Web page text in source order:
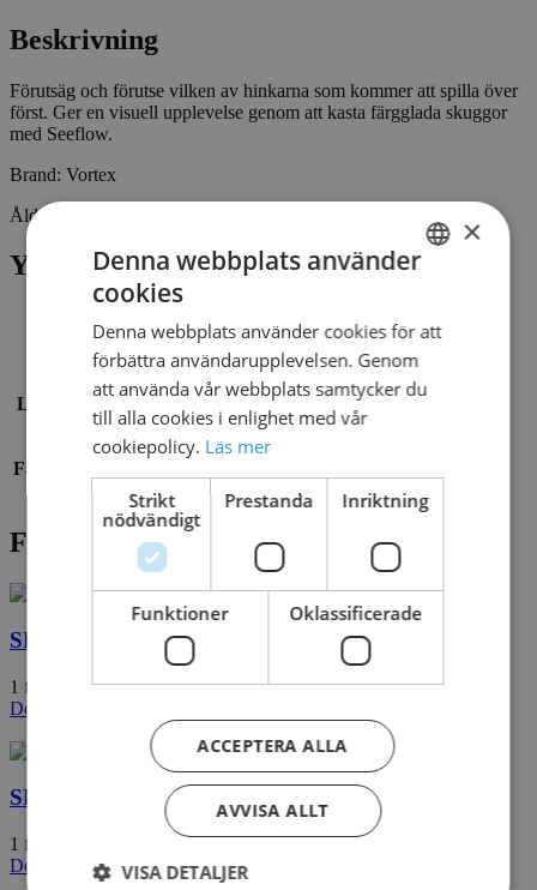
Beskrivning
Förutsäg och förutse vilken av hinkarna som kommer att spilla över
först. Ger en visuell upplevelse genom att kasta färgglada skuggor
med Seeflow.
Brand: Vortex
Åldersgrupp: 0 – 20+ år
Ytterligare information
Material Stål
Lekredskap
Fallunderlag
Filer för nedladdning
SPLASH TRIO
1 file(s)
697.47 KB
Download
SPLASH TRIO
1 file(s)
Download
DANISH
×
Denna webbplats använder
cookies
Denna webbplats använder cookies för att
förbättra användarupplevelsen. Genom
att använda vår webbplats samtycker du
till alla cookies i enlighet med vår
cookiepolicy. Läs mer
Strikt
nödvändigt
Prestanda Inriktning
Funktioner Oklassificerade
ACCEPTERA ALLA
AVVISA ALLT
VISA DETALJER